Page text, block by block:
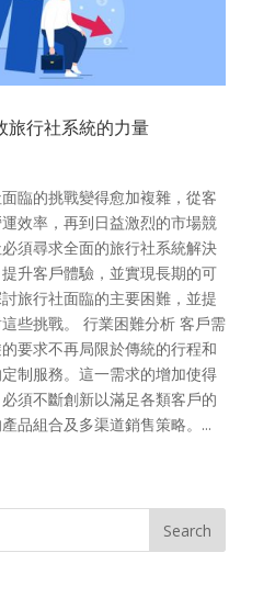
旅行社系統的力量
臨的挑戰變得愈加複雜，從客
效率，再到日益激烈的市場競
須尋求全面的旅行社系統解決
升客戶體驗，並實現長期的可
旅行社面臨的主要困難，並提
些挑戰。 行業困難分析 客戶需
要求不再局限於傳統的行程和
制服務。這一需求的增加使得
須不斷創新以滿足各類客戶的
品組合及多渠道銷售策略。...